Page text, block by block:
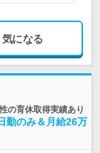
気になる
の育休取得実績あり
勤のみ＆月給26万